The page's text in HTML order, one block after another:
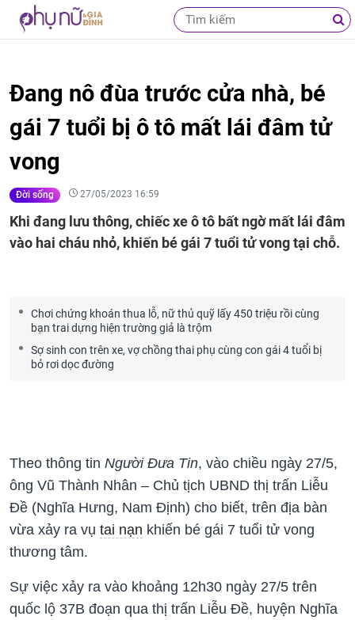
Đang nô đùa trước cửa nhà, bé
gái 7 tuổi bị ô tô mất lái đâm tử
vong
Đời sống 27/05/2023 16:59
Khi đang lưu thông, chiếc xe ô tô bất ngờ mất lái đâm
vào hai cháu nhỏ, khiến bé gái 7 tuổi tử vong tại chỗ.
Chơi chứng khoán thua lỗ, nữ thủ quỹ lấy 450 triệu rồi cùng
bạn trai dựng hiện trường giả là trộm
Sợ sinh con trên xe, vợ chồng thai phụ cùng con gái 4 tuổi bị
bỏ rơi dọc đường
Theo thông tin Người Đưa Tin, vào chiều ngày 27/5,
ông Vũ Thành Nhân – Chủ tịch UBND thị trấn Liễu
Đề (Nghĩa Hưng, Nam Định) cho biết, trên địa bàn
vừa xảy ra vụ tai nạn khiến bé gái 7 tuổi tử vong
thương tâm.
Sự việc xảy ra vào khoảng 12h30 ngày 27/5 trên
quốc lộ 37B đoạn qua thị trấn Liễu Đề, huyện Nghĩa